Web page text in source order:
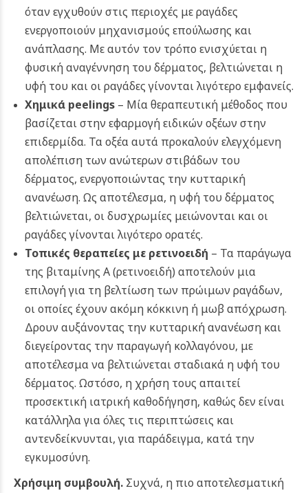
όταν εγχυθούν στις περιοχές με ραγάδες
ενεργοποιούν μηχανισμούς επούλωσης και
ανάπλασης. Με αυτόν τον τρόπο ενισχύεται η
φυσική αναγέννηση του δέρματος, βελτιώνεται η
υφή του και οι ραγάδες γίνονται λιγότερο εμφανείς.
Χημικά peelings– Μία θεραπευτική μέθοδος που
βασίζεται στην εφαρμογή ειδικών οξέων στην
επιδερμίδα. Τα οξέα αυτά προκαλούν ελεγχόμενη
απολέπιση των ανώτερων στιβάδων του
δέρματος, ενεργοποιώντας την κυτταρική
ανανέωση. Ως αποτέλεσμα, η υφή του δέρματος
βελτιώνεται, οι δυσχρωμίες μειώνονται και οι
ραγάδες γίνονται λιγότερο ορατές.
Τοπικές θεραπείες με ρετινοειδή – Τα παράγωγα
της βιταμίνης Α (ρετινοειδή) αποτελούν μια
επιλογή για τη βελτίωση των πρώιμων ραγάδων,
οι οποίες έχουν ακόμη κόκκινη ή μωβ απόχρωση.
Δρουν αυξάνοντας την κυτταρική ανανέωση και
διεγείροντας την παραγωγή κολλαγόνου, με
αποτέλεσμα να βελτιώνεται σταδιακά η υφή του
δέρματος. Ωστόσο, η χρήση τους απαιτεί
προσεκτική ιατρική καθοδήγηση, καθώς δεν είναι
κατάλληλα για όλες τις περιπτώσεις και
αντενδείκνυνται, για παράδειγμα, κατά την
εγκυμοσύνη.
Χρήσιμη συμβουλή. Συχνά, η πιο αποτελεσματική